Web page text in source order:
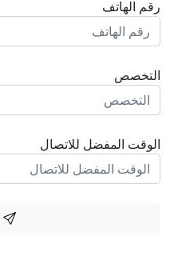
رقم الهاتف
التخصص
الوقت المفضل للاتصال